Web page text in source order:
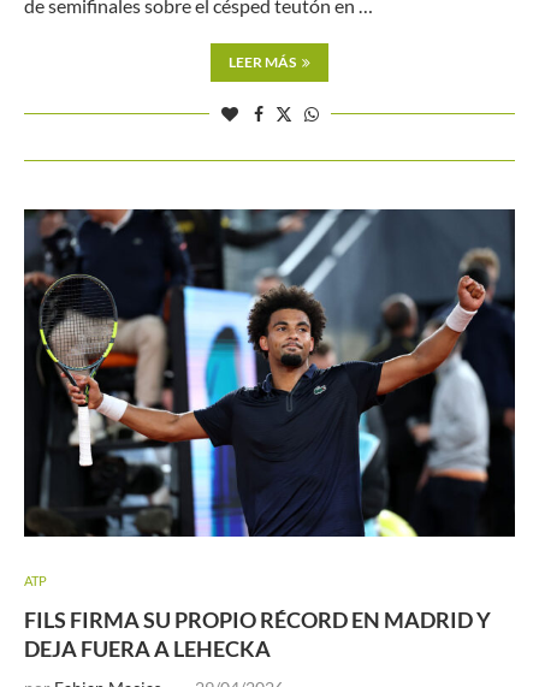
de semifinales sobre el césped teutón en …
LEER MÁS
ATP
FILS FIRMA SU PROPIO RÉCORD EN MADRID Y
DEJA FUERA A LEHECKA